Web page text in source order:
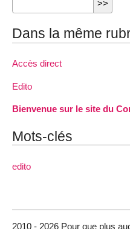
Dans la même
Accès direct
Edito
Bienvenue sur le site du
Mots-clés
edito
2010 - 2026 Pour que plus